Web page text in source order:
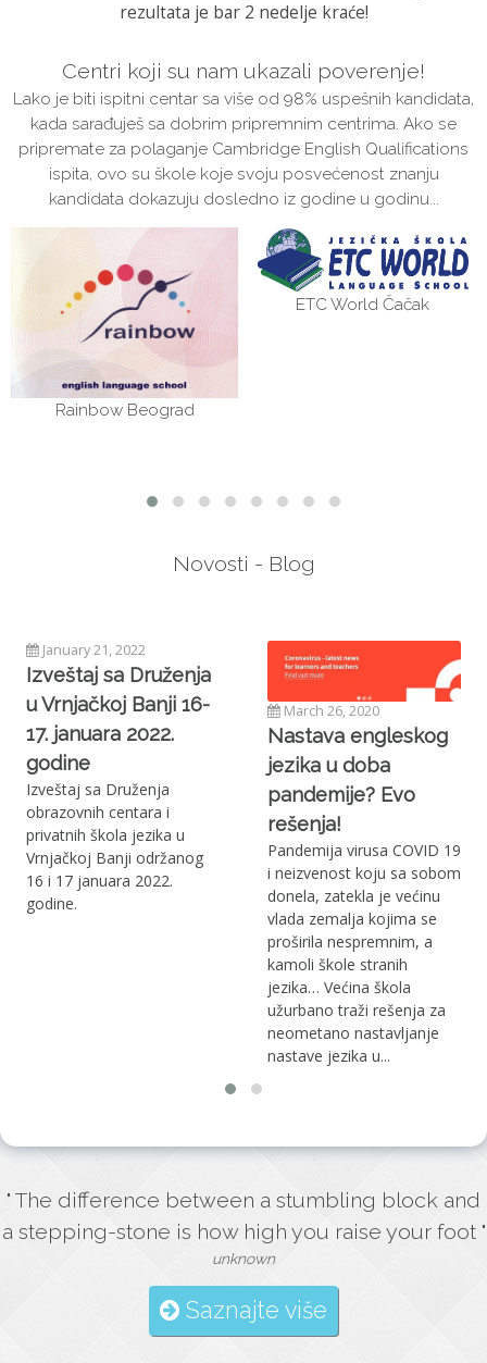
rezultata je bar 2 nedelje kraće!
Centri koji su nam ukazali poverenje!
Lako je biti ispitni centar sa više od 98% uspešnih kandidata,
kada sarađuješ sa dobrim pripremnim centrima. Ako se
pripremate za polaganje Cambridge English Qualifications
ispita, ovo su škole koje svoju posvećenost znanju
kandidata dokazuju dosledno iz godine u godinu...
ETC World Čačak
Novosti - Blog
March 26, 2020
Nastava engleskog
jezika u doba
pandemije? Evo
rešenja!
Pandemija virusa COVID 19
i neizvenost koju sa sobom
donela, zatekla je većinu
vlada zemalja kojima se
October 2, 2019
Vebinar: A2 Key/B1
Preliminary 2020:
Ideas and Strategies
for the classroom
Ako se bavite pripremom
kandidata za Cambridge
English Quailifications
ispite, verovatno ste
upoznati sa činjenicom da
se format A2 Key i B1
Preliminary ispita menja u
2020 godini. O tome šta se
konkretno menja kao...
" The difference between a stumbling block and
a stepping-stone is how high you raise your foot "
unknown
Saznajte više